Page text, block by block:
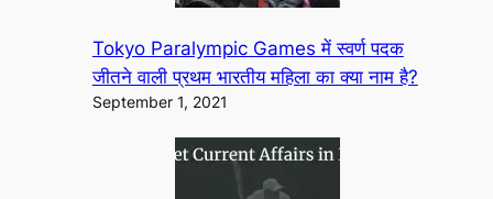
Tokyo Paralympic Games में स्वर्ण पदक
जीतने वाली प्रथम भारतीय महिला का क्या नाम है?
September 1, 2021